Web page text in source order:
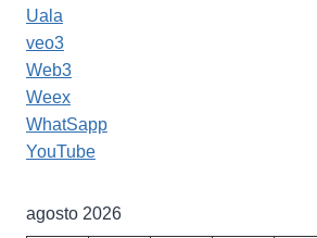
Uala
veo3
Web3
Weex
WhatSapp
YouTube
agosto 2026